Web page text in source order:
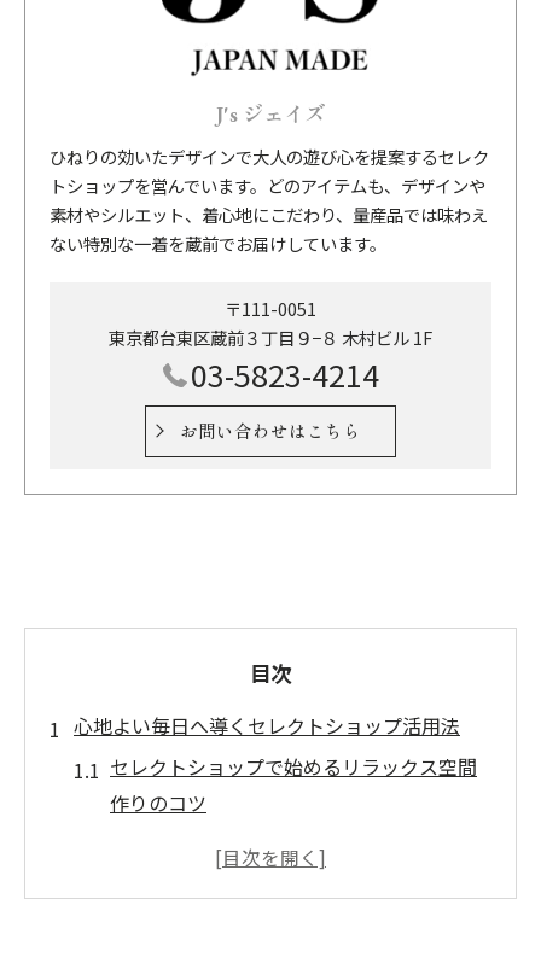
J's ジェイズ
ひねりの効いたデザインで大人の遊び心を提案するセレク
トショップを営んでいます。どのアイテムも、デザインや
素材やシルエット、着心地にこだわり、量産品では味わえ
ない特別な一着を蔵前でお届けしています。
〒111-0051
東京都台東区蔵前３丁目９−８ 木村ビル 1F
03-5823-4214
お問い合わせはこちら
目次
心地よい毎日へ導くセレクトショップ活用法
セレクトショップで始めるリラックス空間
作りのコツ
健康を意識したセレクトショップ選びのポ